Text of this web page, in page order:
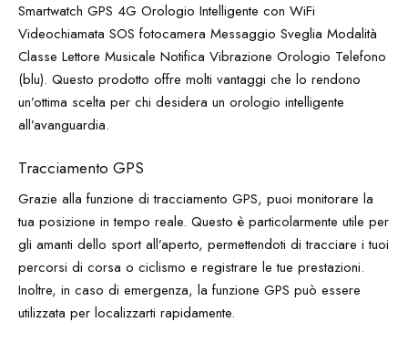
Smartwatch GPS 4G Orologio Intelligente con WiFi
Videochiamata SOS fotocamera Messaggio Sveglia Modalità
Classe Lettore Musicale Notifica Vibrazione Orologio Telefono
(blu). Questo prodotto offre molti vantaggi che lo rendono
un’ottima scelta per chi desidera un orologio intelligente
all’avanguardia.
Tracciamento GPS
Grazie alla funzione di tracciamento GPS, puoi monitorare la
tua posizione in tempo reale. Questo è particolarmente utile per
gli amanti dello sport all’aperto, permettendoti di tracciare i tuoi
percorsi di corsa o ciclismo e registrare le tue prestazioni.
Inoltre, in caso di emergenza, la funzione GPS può essere
utilizzata per localizzarti rapidamente.